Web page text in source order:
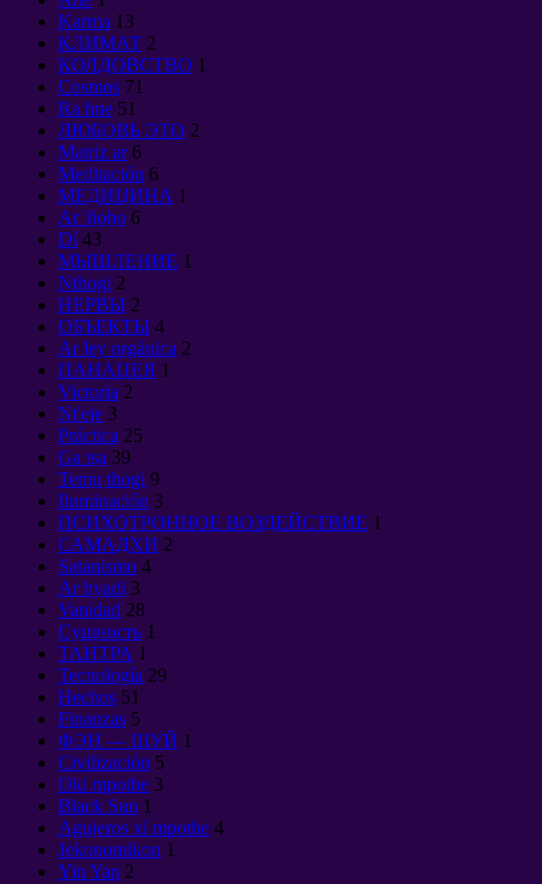
Karma 13
КЛИМАТ 2
КОЛДОВСТВО 1
Cosmos 71
Ra hne 51
ЛЮБОВЬ ЭТО 2
Matriz ar 6
Meditación 6
МЕДИЦИНА 1
Ar 'ño̲ho̲ 6
Dí 43
МЫШЛЕНИЕ 1
Nthogi 2
НЕРВЫ 2
ОБЪЕКТЫ 4
Ar ley orgánica 2
ПАНАЦЕЯ 1
Victoria 2
Nt'eje 3
Práctica 25
Ga tsa̲ 39
Temu̲ thogi 9
Iluminación 3
ПСИХОТРОННОЕ ВОЗДЕЙСТВИЕ 1
САМАДХИ 2
Satanismo 4
Ar hyadi 3
Vanidad 28
Сущность 1
ТАНТРА 1
Tecnología 29
Hechos 51
Finanzas 5
ФЭН — ШУЙ 1
Civilización 5
Oki mpothe 3
Black Sun 1
Agujeros xí mpothe 4
Jekonomikon 1
Yin Yan 2